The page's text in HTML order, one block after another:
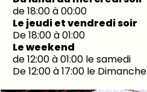
de 18:00 à 00:00
Le jeudi et vendredi soir
De 18:00 à 01:00
Le weekend
de 12:00 à 01:00 le samedi
De 12:00 à 17:00 le Dimanche